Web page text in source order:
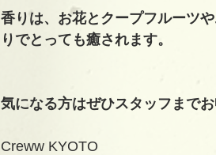
香りは、お花とクープフルーツ
りでとっても癒されます。
気になる方はぜひスタッフまで
Creww KYOTO